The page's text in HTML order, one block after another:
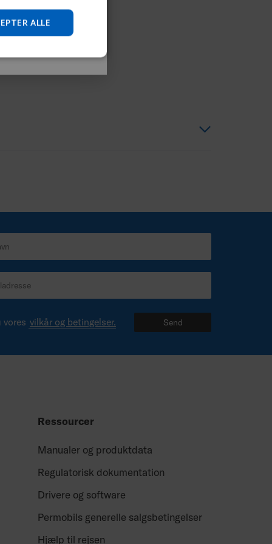
vilkår og betingelser. Send
Ressourcer
Manualer og produktdata
Regulatorisk dokumentation
Drivere og software
Permobils generelle salgsbetingelser
Hjælp til rejsen
CHINESE (SIMPLIFIED)
ITALIAN
ALLE